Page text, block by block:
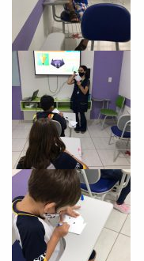
VOLTAR